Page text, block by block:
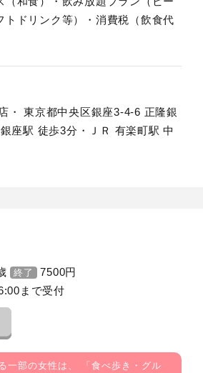
トドリンク等）・消費税（飲食代
・ 東京都中央区銀座3-4-6 正隆銀
座駅 徒歩3分・ＪＲ 有楽町駅 中
終了 7500円
まで受付
一部の女性は、 「 食べ歩き・グル